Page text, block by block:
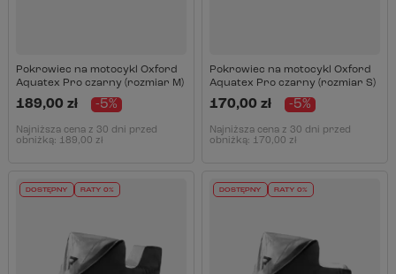
Pokrowiec na motocykl Oxford
Aquatex Pro czarny (rozmiar M)
189,00 zł -5%
Najniższa cena z 30 dni przed
obniżką: 189,00 zł
Pokrowiec na motocykl Oxford
Aquatex Pro czarny (rozmiar S)
170,00 zł -5%
Najniższa cena z 30 dni przed
obniżką: 170,00 zł
DOSTĘPNY RATY 0% DOSTĘPNY RATY 0%